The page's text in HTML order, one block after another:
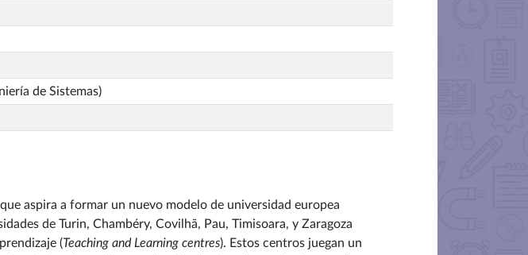
de Sistemas)
aspira a formar un nuevo modelo de universidad europea
de Turin, Chambéry, Covilhã, Pau, Timisoara, y Zaragoza
(Teaching and Learning centres). Estos centros juegan un